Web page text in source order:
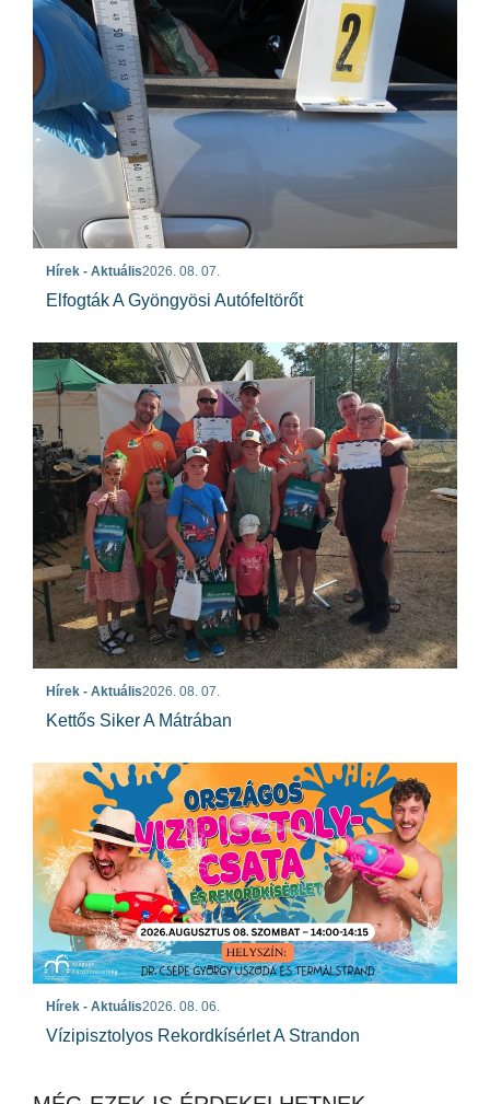
Hírek - Aktuális2026. 08. 07.
Elfogták A Gyöngyösi Autófeltörőt
Hírek - Aktuális2026. 08. 07.
Kettős Siker A Mátrában
Hírek - Aktuális2026. 08. 06.
Vízipisztolyos Rekordkísérlet A Strandon